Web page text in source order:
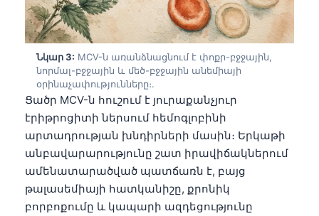
Նկար 3: MCV-ն առանձնացնում է փոքր-բջջային,
նորմալ-բջջային և մեծ-բջջային անեմիայի
օրինաչափությունները։.
Ցածր MCV-ն հուշում է յուրաքանչյուր
էրիթրոցիտի ներսում հեմոգլոբինի
արտադրության խնդիրների մասին։ Երկաթի
անբավարարությունը շատ իրավիճակներում
ամենատարածված պատճառն է, բայց
թալասեմիայի հատկանիշը, քրոնիկ
բորբոքումը և կապարի ազդեցությունը